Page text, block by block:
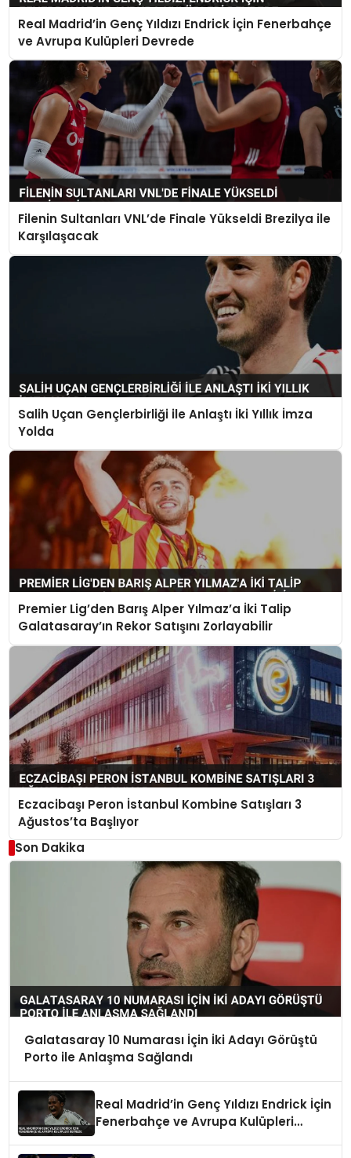
Real Madrid’in Genç Yıldızı Endrick İçin Fenerbahçe
ve Avrupa Kulüpleri Devrede
Filenin Sultanları VNL’de Finale Yükseldi Brezilya ile
Karşılaşacak
Salih Uçan Gençlerbirliği ile Anlaştı İki Yıllık İmza
Yolda
Premier Lig’den Barış Alper Yılmaz’a İki Talip
Galatasaray’ın Rekor Satışını Zorlayabilir
Eczacibaşı Peron İstanbul Kombine Satışları 3
Ağustos’ta Başlıyor
Son Dakika
Galatasaray 10 Numarası İçin İki Adayı Görüştü
Porto ile Anlaşma Sağlandı
Real Madrid’in Genç Yıldızı Endrick İçin
Fenerbahçe ve Avrupa Kulüpleri